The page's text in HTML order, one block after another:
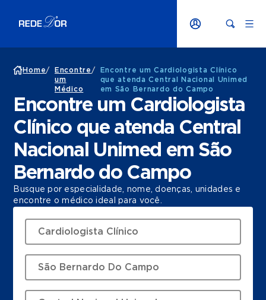
Home/
Encontre
um
Médico
/
Encontre um Cardiologista Clínico
que atenda Central Nacional Unimed
em São Bernardo do Campo
Encontre um Cardiologista
Clínico que atenda Central
Nacional Unimed em São
Bernardo do Campo
Busque por especialidade, nome, doenças, unidades e
encontre o médico ideal para você.